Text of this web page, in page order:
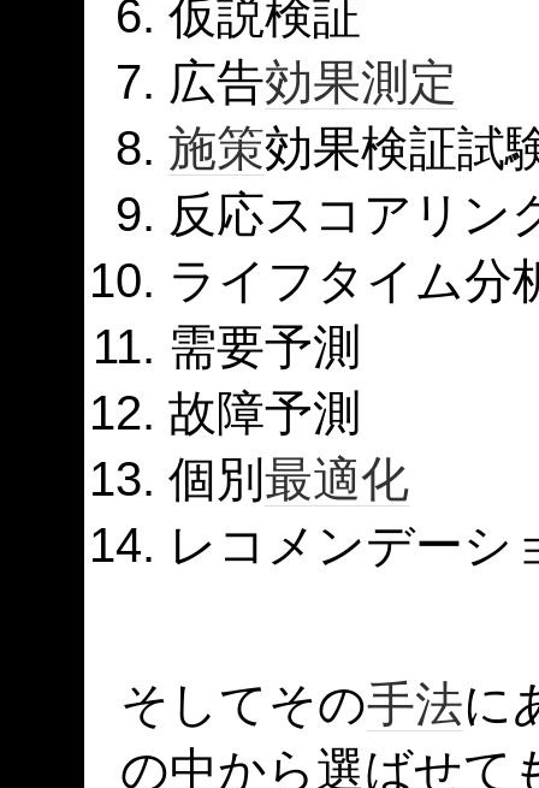
仮説検証
広告効果測定
施策効果検証試
反応スコアリン
ライフタイム分
需要予測
故障予測
個別 最適化
レコメンデーシ
そしてその手法に
の中から選ばせて